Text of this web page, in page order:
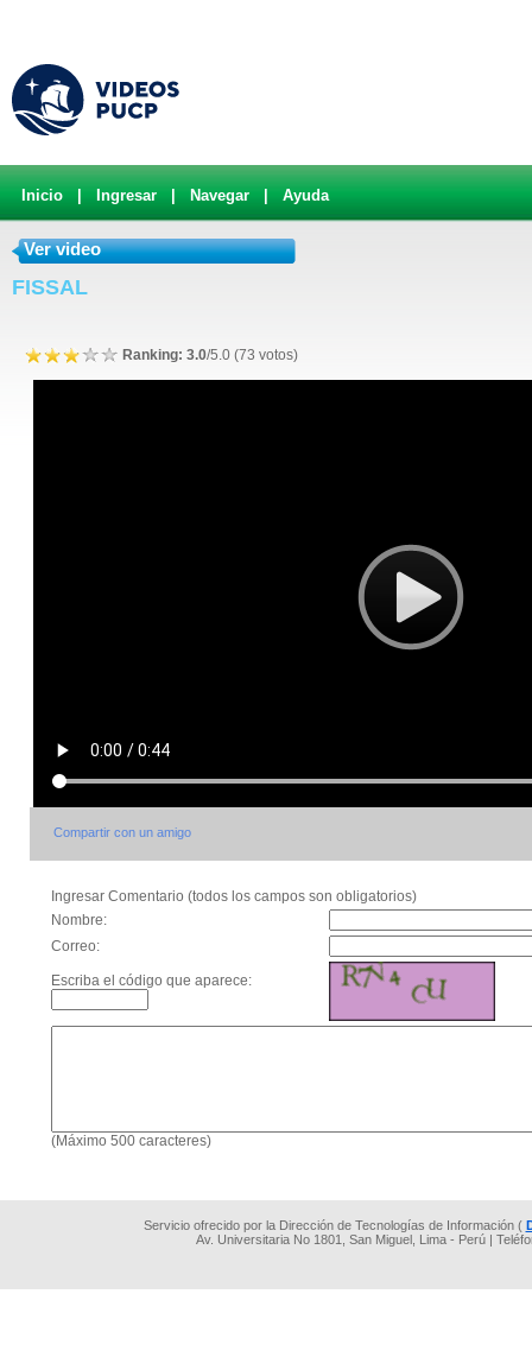
Inicio Ingresar Navegar Ayuda
Ver video
FISSAL
Ranking: 3.0/5.0 (73 votos)
Compartir con un amigo
Ingresar Comentario (todos los campos son obligatorios)
Nombre:
Correo:
Escriba el código que aparece:
(Máximo 500 caracteres)
Servicio ofrecido por la Dirección de Tecnologías de Información (
Av. Universitaria No 1801, San Miguel, Lima - Perú |